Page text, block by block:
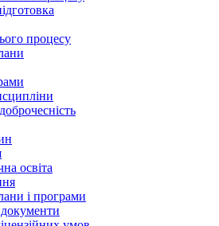
процесу
освіта
і програми